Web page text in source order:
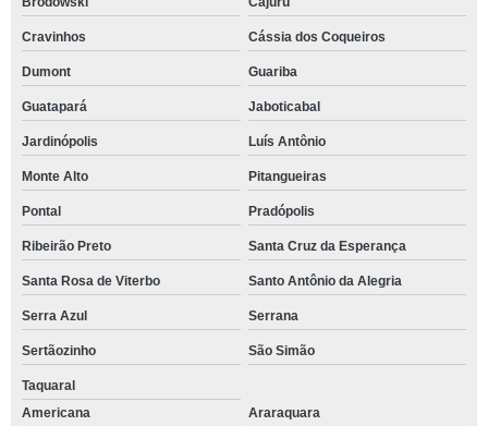
Cravinhos Cássia dos Coqueiros
Dumont Guariba
Guatapará Jaboticabal
Jardinópolis Luís Antônio
Monte Alto Pitangueiras
Pontal Pradópolis
Ribeirão Preto Santa Cruz da Esperança
Santa Rosa de Viterbo Santo Antônio da Alegria
Serra Azul Serrana
Sertãozinho São Simão
Taquaral
Americana
Araraquara